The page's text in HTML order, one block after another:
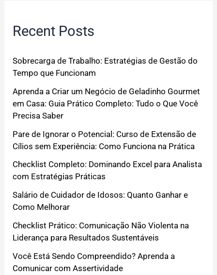
Recent Posts
Sobrecarga de Trabalho: Estratégias de Gestão do
Tempo que Funcionam
Aprenda a Criar um Negócio de Geladinho Gourmet
em Casa: Guia Prático Completo: Tudo o Que Você
Precisa Saber
Pare de Ignorar o Potencial: Curso de Extensão de
Cílios sem Experiência: Como Funciona na Prática
Checklist Completo: Dominando Excel para Analista
com Estratégias Práticas
Salário de Cuidador de Idosos: Quanto Ganhar e
Como Melhorar
Checklist Prático: Comunicação Não Violenta na
Liderança para Resultados Sustentáveis
Você Está Sendo Compreendido? Aprenda a
Comunicar com Assertividade